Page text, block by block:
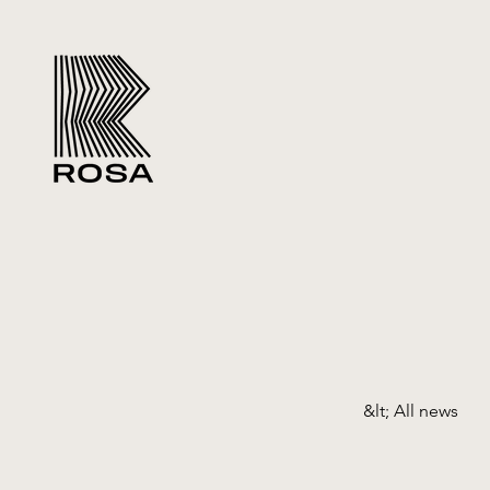
&lt; All news